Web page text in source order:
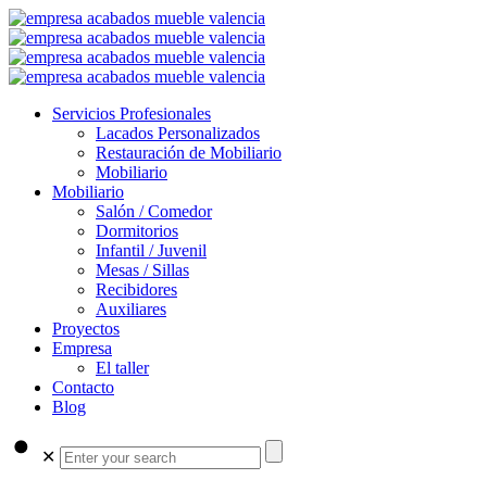
Servicios Profesionales
Lacados Personalizados
Restauración de Mobiliario
Mobiliario
Mobiliario
Salón / Comedor
Dormitorios
Infantil / Juvenil
Mesas / Sillas
Recibidores
Auxiliares
Proyectos
Empresa
El taller
Contacto
Blog
✕